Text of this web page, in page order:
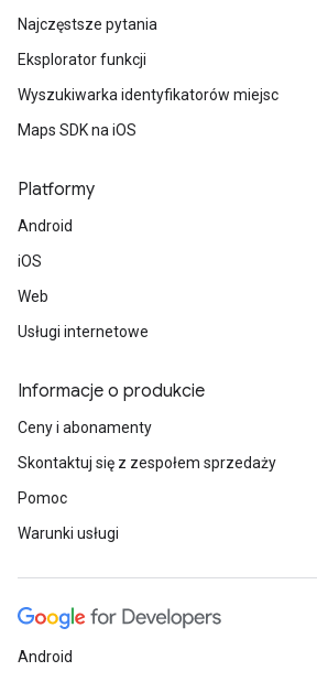
Najczęstsze pytania
Eksplorator funkcji
Wyszukiwarka identyfikatorów miejsc
Maps SDK na iOS
Platformy
Android
iOS
Web
Usługi internetowe
Informacje o produkcie
Ceny i abonamenty
Skontaktuj się z zespołem sprzedaży
Pomoc
Warunki usługi
Android